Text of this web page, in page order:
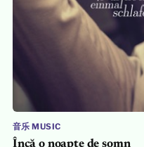
音乐 MUSIC
Încă o noapte de somn